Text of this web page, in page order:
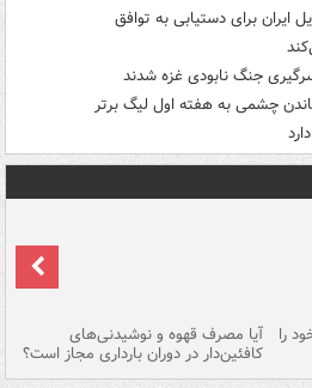
ایران برای دستیابی به توافق
جنگ نابودی غزه شدند
چشمی به هفته اول لیگ برتر
را آیا مصرف قهوه و نوشیدنی‌های
کافئین‌دار در دوران بارداری مجاز است؟